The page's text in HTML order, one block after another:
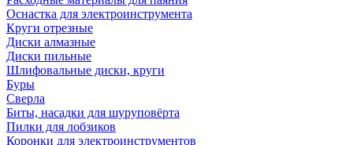
Оснастка для электроинструмента
Круги отрезные
Диски алмазные
Диски пильные
Шлифовальные диски, круги
Буры
Сверла
Биты, насадки для шуруповёрта
Пилки для лобзиков
Коронки для электроинструментов